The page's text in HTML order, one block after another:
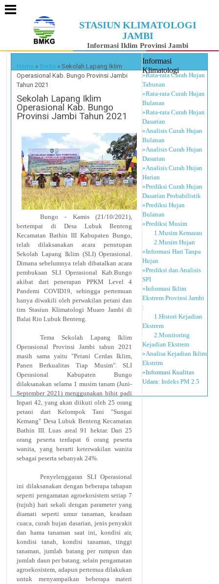
STASIUN KLIMATOLOGI
JAMBI
Informasi Iklim Provinsi Jambi
Home » Berita »Sekolah Lapang Iklim
Operasional Kab. Bungo Provinsi Jambi
Tahun 2021
Sekolah Lapang Iklim
Operasional Kab. Bungo
Provinsi Jambi Tahun 2021
Bungo - Kamis (21/10/2021),
bertempat di Desa Lubuk Benteng
Kecamatan Bathin III Kabupaten Bungo,
telah dilaksanakan acara penutupan
Sekolah Lapang Iklim (SLI) Operasional.
Dimana sebelumnya telah dibatalkan acara
pembukaan SLI Operasional Kab.Bungo
akibat dari penerapan PPKM Level 4
Pandemi COVID19, sehingga pertemuan
hanya diwakili oleh perwakilan petani dan
tim Stasiun Klimatologi Muaro Jambi di
Balai Rio Lubuk Benteng.
Tema Sekolah Lapang Iklim
Operasional Provinsi Jambi tahun 2021
masih sama yaitu "Petani Cerdas Iklim,
Panen Berkualitas Tiap Musim". SLI
Operasional Kabupaten Bungo
dilaksanakan selama 1 musim tanam (Juni-
September 2021) menggunakan bibit padi
Inpari 42, yang akan diikuti oleh 25 orang
petani dari Kelompok Tani "Sungai
Kemang" Desa Lubuk Benteng Kecamatan
Bathin III. Luas areal 91 hektar. Dari 25
orang peserta terdapat 6 orang peserta
wanita, yang berarti keterwakilan wanita
sebagai peserta sebanyak 24%.
Penyelenggaran SLI Operasional
ini dilaksanakan dengan beberapa tahapan
seperti pengamatan agroekosistem setiap 7
(tujuh) hari sekali dengan parameter yang
diamati seperti umur tanaman, keadaan
cuaca, curah hujan dasarian, jenis penyakit
dan hama tanaman saat ini, kondisi air,
kondisi tanah, kondisi tanaman, tinggi
tanaman, jumlah batang per rumpun dan
jumlah daun per batang. selain pengamatan
agroekosistem, adapun pertemua dilakukan
untuk menyampaikan beberapa materi
Informasi
Klimatologi
»Rata-rata Curah Hujan
Tahunan
»Rata-rata Curah Hujan
Bulanan
»Rata-rata Curah Hujan
Dasarian
»Analisis Curah Hujan
Bulanan
»Analisis Curah Hujan
Dasarian
»Analisis Curah Hujan
Harian
»Prediksi Curah Hujan
Dasarian Probabilistik
»Prediksi Hujan
Bulanan
»Prediksi Musim
1.Musim Kemarau
2.Musim Hujan
»Informasi Hari Tanpa
Hujan
»Prediksi dan Analisis
SPI
»Informasi Iklim
Ekstrem Provinsi Jambi
:
1.Histori Kejadian
Ekstrem
2.Monitoring
Kejadian Ekstrem
»Analisa Kejadian Iklim
Ekstrim
»Informasi Kualitas
Udara: Indeks PM 2.5